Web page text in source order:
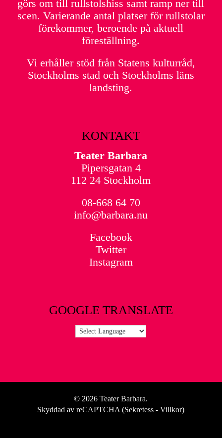
görs om till rullstolshiss samt ramp ner till
scen. Varierande antal platser för rullstolar
förekommer, beroende på aktuell
föreställning.
Vi erhåller stöd från Statens kulturråd,
Stockholms stad och Stockholms läns
landsting.
KONTAKT
Teater Barbara
Pipersgatan 4
112 24 Stockholm
08-668 64 70
info@barbara.nu
Facebook
Twitter
Instagram
GOOGLE TRANSLATE
© 2026 Teater Barbara.
Skyddad av reCAPTCHA (Sekretess -Villkor)